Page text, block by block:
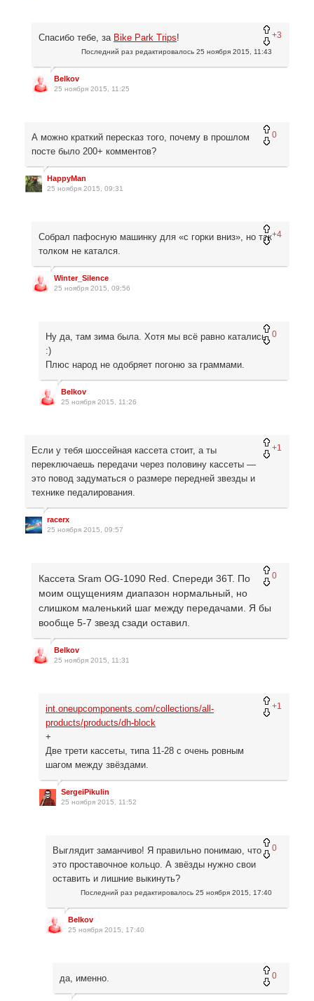
+3
Спасибо тебе, за Bike Park Trips!
Последний раз редактировалось 25 ноября 2015, 11:43
Belkov
25 ноября 2015, 11:25
0
А можно краткий пересказ того, почему в прошлом
посте было 200+ комментов?
HappyMan
25 ноября 2015, 09:31
+4
Собрал пафосную машинку для «с горки вниз», но так
толком не катался.
Winter_Silence
25 ноября 2015, 09:56
0
Ну да, там зима была. Хотя мы всё равно катались
:)
Плюс народ не одобряет погоню за граммами.
Belkov
25 ноября 2015, 11:26
+1
Если у тебя шоссейная кассета стоит, а ты
переключаешь передачи через половину кассеты —
это повод задуматься о размере передней звезды и
технике педалирования.
racerx
25 ноября 2015, 09:57
0
Кассета Sram OG-1090 Red. Спереди 36T. По
моим ощущениям диапазон нормальный, но
слишком маленький шаг между передачами. Я бы
вообще 5-7 звезд сзади оставил.
Belkov
25 ноября 2015, 11:31
+1
int.oneupcomponents.com/collections/all-
products/products/dh-block
+
Две трети кассеты, типа 11-28 с очень ровным
шагом между звёздами.
SergeiPikulin
25 ноября 2015, 11:52
0
Выглядит заманчиво! Я правильно понимаю, что
это проставочное кольцо. А звёзды нужно свои
оставить и лишние выкинуть?
Последний раз редактировалось 25 ноября 2015, 17:40
Belkov
25 ноября 2015, 17:40
0
да, именно.